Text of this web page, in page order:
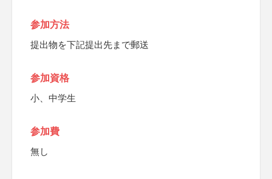
参加方法
提出物を下記提出先まで郵送
参加資格
小、中学生
参加費
無し